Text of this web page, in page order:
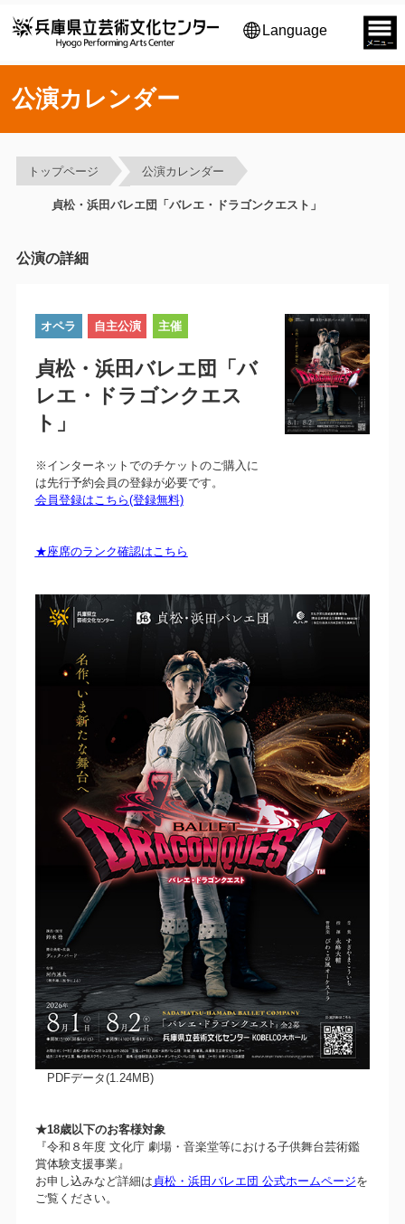
Language
公演カレンダー
トップページ 公演カレンダー
貞松・浜田バレエ団「バレエ・ドラゴンクエスト」
公演の詳細
オペラ 自主公演 主催
貞松・浜田バレエ団「バ
レエ・ドラゴンクエス
ト」
※インターネットでのチケットのご購入に
は先行予約会員の登録が必要です。
会員登録はこちら(登録無料)
★座席のランク確認はこちら
PDFデータ(1.24MB)
★18歳以下のお客様対象
『令和８年度 文化庁 劇場・音楽堂等における子供舞台芸術鑑
賞体験支援事業』
お申し込みなど詳細は 貞松・浜田バレエ団 公式ホームページを
ご覧ください。